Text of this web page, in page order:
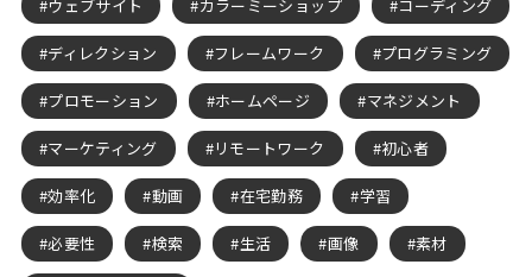
ウェブサイト カラーミーショップ コーディング
ディレクション フレームワーク プログラミング
プロモーション ホームページ マネジメント
マーケティング リモートワーク 初心者
効率化 動画 在宅勤務 学習
必要性 検索 生活 画像 素材